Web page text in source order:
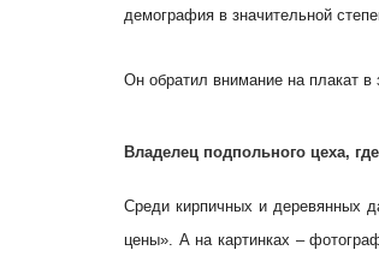
демография в значительной
Он обратил внимание на плакат
Владелец подпольного цеха,
Среди кирпичных и деревянных
цены». А на картинках –